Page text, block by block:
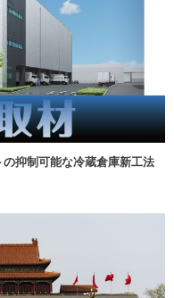
の抑制可能な冷蔵倉庫新工法